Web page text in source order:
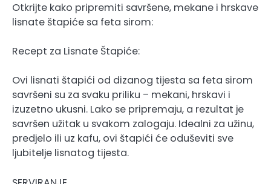
Otkrijte kako pripremiti savršene, mekane i hrskave
lisnate štapiće sa feta sirom:
Recept za Lisnate Štapiće:
Ovi lisnati štapići od dizanog tijesta sa feta sirom
savršeni su za svaku priliku – mekani, hrskavi i
izuzetno ukusni. Lako se pripremaju, a rezultat je
savršen užitak u svakom zalogaju. Idealni za užinu,
predjelo ili uz kafu, ovi štapići će oduševiti sve
ljubitelje lisnatog tijesta.